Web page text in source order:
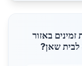
באזור
לבית שאן?